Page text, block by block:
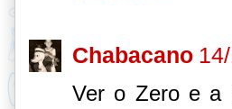
Chabacano
Ver o Zero e a